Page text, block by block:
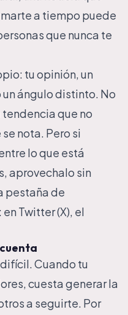
a tiempo puede
que nunca te
tu opinión, un
ángulo distinto. No
que no
nota. Pero si
lo que está
aprovechalo sin
pestaña de
Twitter (X), el
Cuando tu
cuesta generar la
a seguirte. Por